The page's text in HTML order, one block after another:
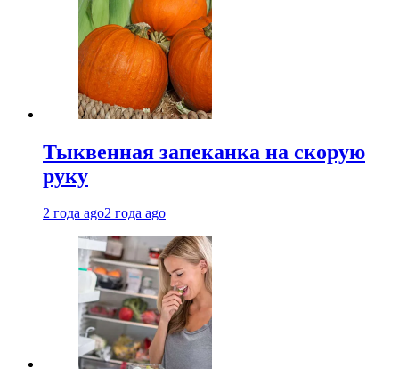
Тыквенная запеканка на скорую
руку
2 года ago2 года ago